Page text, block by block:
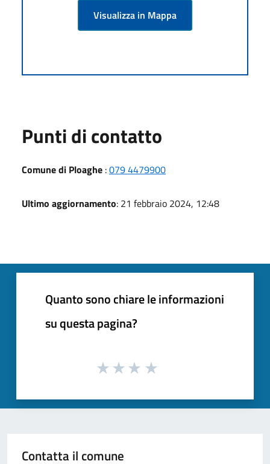
Visualizza in Mappa
Punti di contatto
Comune di Ploaghe :079 4479900
Ultimo aggiornamento: 21 febbraio 2024, 12:48
Quanto sono chiare le informazioni
su questa pagina?
Contatta il comune